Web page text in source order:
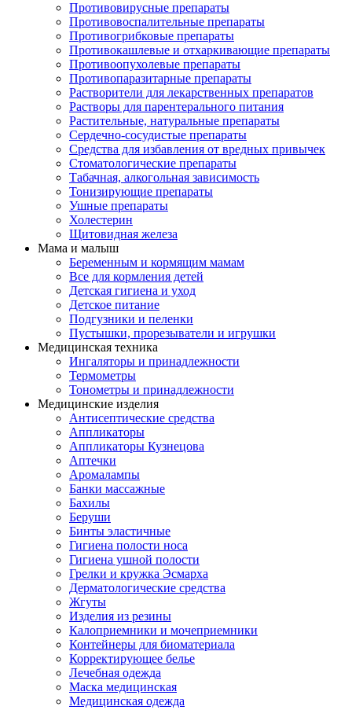
Противовирусные препараты
Противовоспалительные препараты
Противогрибковые препараты
Противокашлевые и отхаркивающие препараты
Противоопухолевые препараты
Противопаразитарные препараты
Растворители для лекарственных препаратов
Растворы для парентерального питания
Растительные, натуральные препараты
Сердечно-сосудистые препараты
Средства для избавления от вредных привычек
Стоматологические препараты
Табачная, алкогольная зависимость
Тонизирующие препараты
Ушные препараты
Холестерин
Щитовидная железа
Мама и малыш
Беременным и кормящим мамам
Все для кормления детей
Детская гигиена и уход
Детское питание
Подгузники и пеленки
Пустышки, прорезыватели и игрушки
Медицинская техника
Ингаляторы и принадлежности
Термометры
Тонометры и принадлежности
Медицинские изделия
Антисептические средства
Аппликаторы
Аппликаторы Кузнецова
Аптечки
Аромалампы
Банки массажные
Бахилы
Беруши
Бинты эластичные
Гигиена полости носа
Гигиена ушной полости
Грелки и кружка Эсмарха
Дерматологические средства
Жгуты
Изделия из резины
Калоприемники и мочеприемники
Контейнеры для биоматериала
Корректирующее белье
Лечебная одежда
Маска медицинская
Медицинская одежда